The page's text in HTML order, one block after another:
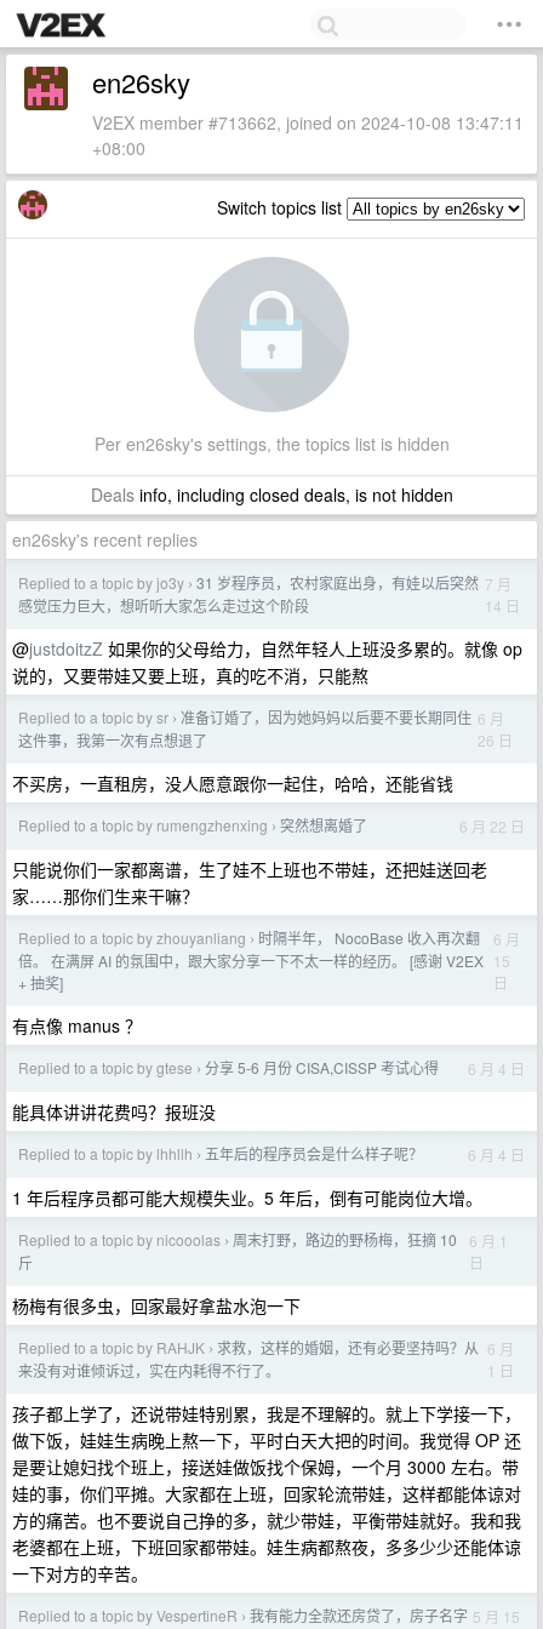
en26sky
V2EX member #713662, joined on 2024-10-08 13:47:11
+08:00
Switch topics list
Per en26sky's settings, the topics list is hidden
Dealsinfo, including closed deals, is not hidden
en26sky's recent replies
Replied to a topic by jo3y › 31 岁程序员，农村家庭出身，有娃以后突然
感觉压力巨大，想听听大家怎么走过这个阶段
7 月
14 日
@justdoitzZ 如果你的父母给力，自然年轻人上班没多累的。就像 op
说的，又要带娃又要上班，真的吃不消，只能熬
Replied to a topic by sr › 准备订婚了，因为她妈妈以后要不要长期同住
这件事，我第一次有点想退了
6 月
26 日
不买房，一直租房，没人愿意跟你一起住，哈哈，还能省钱
Replied to a topic by rumengzhenxing › 突然想离婚了 6 月 22 日
只能说你们一家都离谱，生了娃不上班也不带娃，还把娃送回老
家……那你们生来干嘛？
Replied to a topic by zhouyanliang › 时隔半年， NocoBase 收入再次翻
倍。 在满屏 AI 的氛围中，跟大家分享一下不太一样的经历。 [感谢 V2EX
+ 抽奖]
6 月
15
日
有点像 manus ？
Replied to a topic by gtese › 分享 5-6 月份 CISA,CISSP 考试心得 6 月 4 日
能具体讲讲花费吗？报班没
Replied to a topic by lhhllh › 五年后的程序员会是什么样子呢？ 6 月 4 日
1 年后程序员都可能大规模失业。5 年后，倒有可能岗位大增。
Replied to a topic by nicooolas › 周末打野，路边的野杨梅，狂摘 10
斤
6 月 1
日
杨梅有很多虫，回家最好拿盐水泡一下
Replied to a topic by RAHJK › 求救，这样的婚姻，还有必要坚持吗？从
来没有对谁倾诉过，实在内耗得不行了。
6 月
1 日
孩子都上学了，还说带娃特别累，我是不理解的。就上下学接一下，
做下饭，娃娃生病晚上熬一下，平时白天大把的时间。我觉得 OP 还
是要让媳妇找个班上，接送娃做饭找个保姆，一个月 3000 左右。带
娃的事，你们平摊。大家都在上班，回家轮流带娃，这样都能体谅对
方的痛苦。也不要说自己挣的多，就少带娃，平衡带娃就好。我和我
老婆都在上班，下班回家都带娃。娃生病都熬夜，多多少少还能体谅
一下对方的辛苦。
Replied to a topic by VespertineR › 我有能力全款还房贷了，房子名字 5 月 15